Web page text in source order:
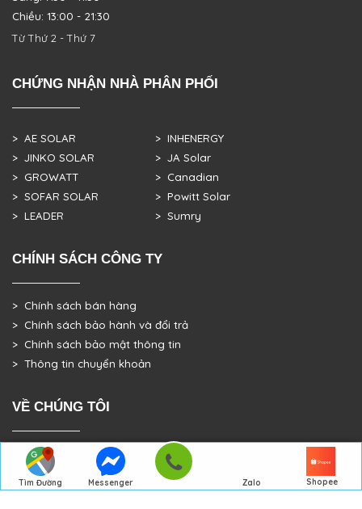
Tìm Đường
Messenger
Zalo Shopee
Chiều: 13:00 - 21:30
Từ Thứ 2 - Thứ 7
CHỨNG NHẬN NHÀ PHÂN PHỐI
> AE SOLAR
> JINKO SOLAR
> GROWATT
> SOFAR SOLAR
> LEADER
> INHENERGY
> JA Solar
> Canadian
> Powitt Solar
> Sumry
CHÍNH SÁCH CÔNG TY
> Chính sách bán hàng
> Chính sách bảo hành và đổi trả
> Chính sách bảo mật thông tin
> Thông tin chuyển khoản
VỀ CHÚNG TÔI
> GIỚI THIỆU
> TRANG CHỦ
> DỰ ÁN THỰC TẾ